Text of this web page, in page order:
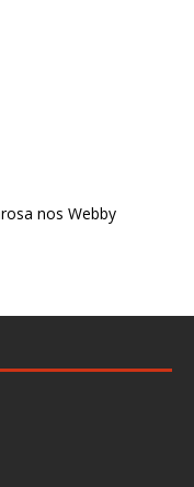
nos Webby